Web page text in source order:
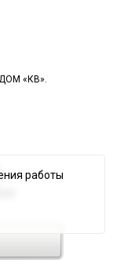
«КВ».
работы